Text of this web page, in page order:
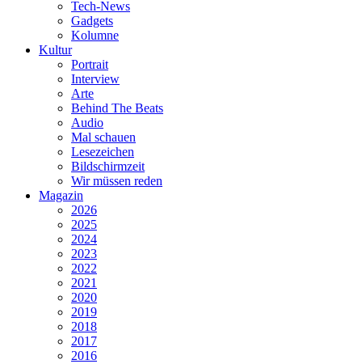
Tech-News
Gadgets
Kolumne
Kultur
Portrait
Interview
Arte
Behind The Beats
Audio
Mal schauen
Lesezeichen
Bildschirmzeit
Wir müssen reden
Magazin
2026
2025
2024
2023
2022
2021
2020
2019
2018
2017
2016